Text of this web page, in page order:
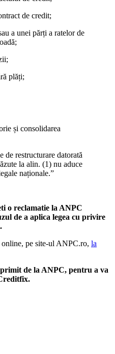
de credit;
a unei părți a ratelor de
plăți;
și consolidarea
de restructurare datorată
la alin. (1) nu aduce
naționale.”
o reclamatie la ANPC
de a aplica legea cu privire
pe site-ul ANPC.ro, la
de la ANPC, pentru a va